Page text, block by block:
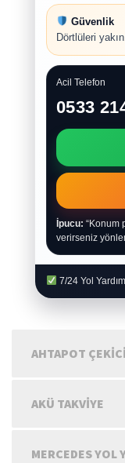
Güvenlik
Dörtlüleri
Acil Telefon
0533
İpucu: “Konum
verirseniz
7/24 Yol
AHTAPOT ÇEKICI
AKÜ TAKVIYE
MERCEDES YOL